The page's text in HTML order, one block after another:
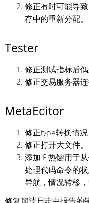
修正有时可能导
存中的重新分配。
Tester
修正测试指标后
修正交易服务器连
MetaEditor
修正type转换情况
修正打开大文件。
添加 F 热键用于
处理代码命令的
导航，情况转移，
修复崩溃日志中报告的